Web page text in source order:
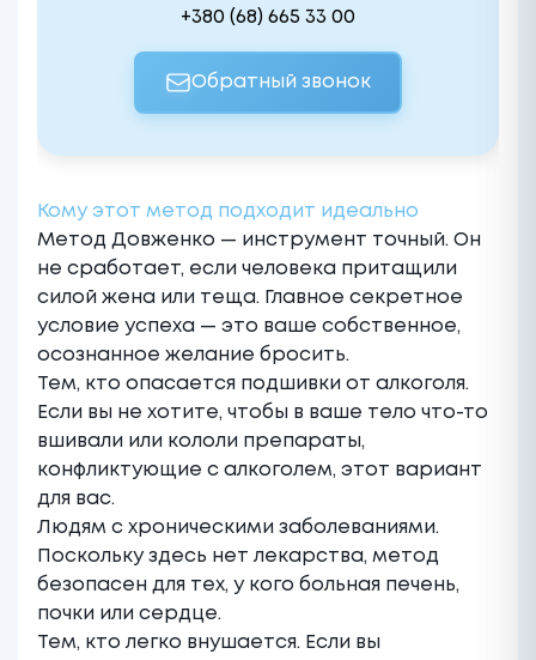
+380 (68) 665 33 00
Обратный звонок
Кому этот метод подходит идеально
Метод Довженко — инструмент точный. Он
не сработает, если человека притащили
силой жена или теща. Главное секретное
условие успеха — это ваше собственное,
осознанное желание бросить.
Тем, кто опасается подшивки от алкоголя.
Если вы не хотите, чтобы в ваше тело что-то
вшивали или кололи препараты,
конфликтующие с алкоголем, этот вариант
для вас.
Людям с хроническими заболеваниями.
Поскольку здесь нет лекарства, метод
безопасен для тех, у кого больная печень,
почки или сердце.
Тем, кто легко внушается. Если вы